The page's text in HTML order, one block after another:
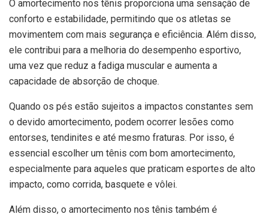
O amortecimento nos tênis proporciona uma sensação de
conforto e estabilidade, permitindo que os atletas se
movimentem com mais segurança e eficiência. Além disso,
ele contribui para a melhoria do desempenho esportivo,
uma vez que reduz a fadiga muscular e aumenta a
capacidade de absorção de choque.
Quando os pés estão sujeitos a impactos constantes sem
o devido amortecimento, podem ocorrer lesões como
entorses, tendinites e até mesmo fraturas. Por isso, é
essencial escolher um tênis com bom amortecimento,
especialmente para aqueles que praticam esportes de alto
impacto, como corrida, basquete e vôlei.
Além disso, o amortecimento nos tênis também é